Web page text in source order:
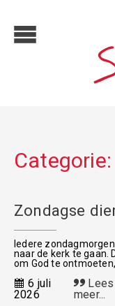
Categorie:
Zondagse
Iedere
naar de kerk te gaan.
om God te ontmoeten,
6 juli
2026
Lees
meer...